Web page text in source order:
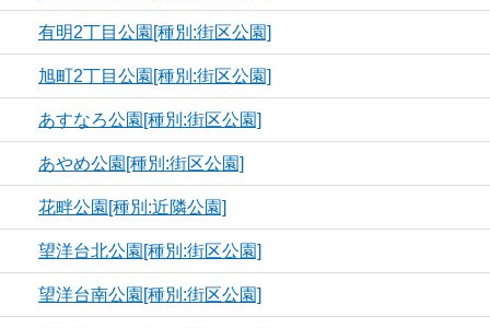
有明2丁目公園[種別:街区公園]
旭町2丁目公園[種別:街区公園]
あすなろ公園[種別:街区公園]
あやめ公園[種別:街区公園]
花畔公園[種別:近隣公園]
望洋台北公園[種別:街区公園]
望洋台南公園[種別:街区公園]